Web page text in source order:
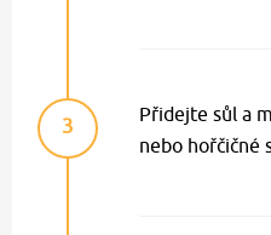
3
Přidejte sůl a
nebo hořčičné